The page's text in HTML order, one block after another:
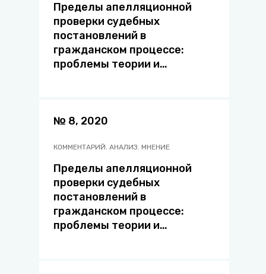
Пределы апелляционной
проверки судебных
постановлений в
гражданском процессе:
проблемы теории и
№ 8, 2020
КОММЕНТАРИЙ. АНАЛИЗ. МНЕНИЕ
Пределы апелляционной
проверки судебных
постановлений в
гражданском процессе:
проблемы теории и